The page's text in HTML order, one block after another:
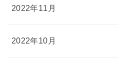
2022年11月
2022年10月